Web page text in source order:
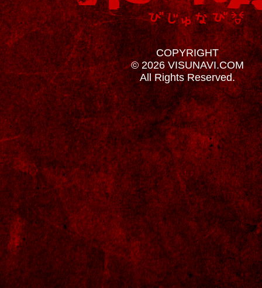
COPYRIGHT
© 2026 VISUNAVI.COM
All Rights Reserved.